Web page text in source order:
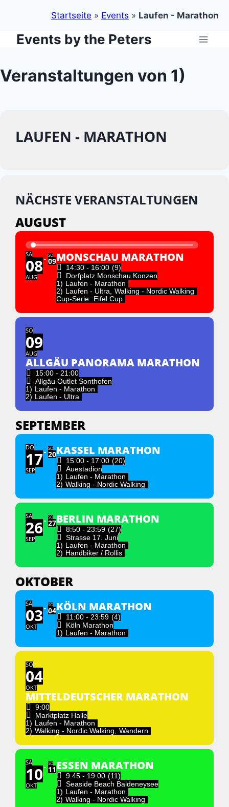
Startseite » Events » Laufen - Marathon
ZumEvents by the Peters
Veranstaltungen von 1)
LAUFEN - MARATHON
NÄCHSTE VERANSTALTUNGEN
AUGUST
SA
08
AUG
SO
09MONSCHAU MARATHON
14:30 - 16:00 (9)
Dorfplatz Monschau Konzen
1) Laufen - Marathon
2) Laufen - Ultra,
Walking - Nordic Walking
Cup-Serie: Eifel Cup
SO
09
AUG
ALLGÄU PANORAMA MARATHON
15:00 - 21:00
Allgäu Outlet Sonthofen
1) Laufen - Marathon
2) Laufen - Ultra
SEPTEMBER
DO
17
SEP
SO
20KASSEL MARATHON
15:00 - 17:00 (20)
Auestadion
1) Laufen - Marathon
2) Walking - Nordic Walking
SA
26
SEP
SO
27BERLIN MARATHON
8:50 - 23:59 (27)
Strasse 17. Juni
1) Laufen - Marathon
2) Handbiker / Rollis
OKTOBER
SA
03
OKT
SO
04KÖLN MARATHON
11:00 - 23:59 (4)
Köln Marathon
1) Laufen - Marathon
SO
04
OKT
MITTELDEUTSCHER MARATHON
9:00
Marktplatz Halle
1) Laufen - Marathon
2) Walking - Nordic Walking, Wandern
SA
10
OKT
SO
11ESSEN MARATHON
9:45 - 19:00 (11)
Seaside Beach Baldeneysee
1) Laufen - Marathon
2) Walking - Nordic Walking